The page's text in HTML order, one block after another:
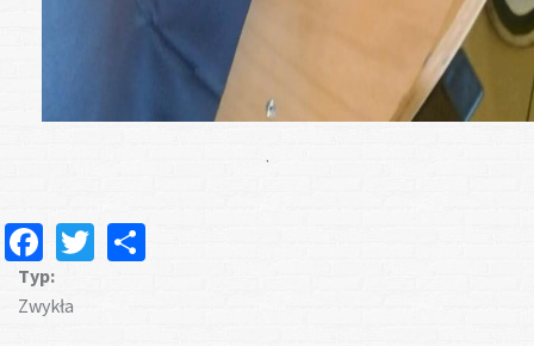
.
Facebook
Twitter
Typ:
Zwykła